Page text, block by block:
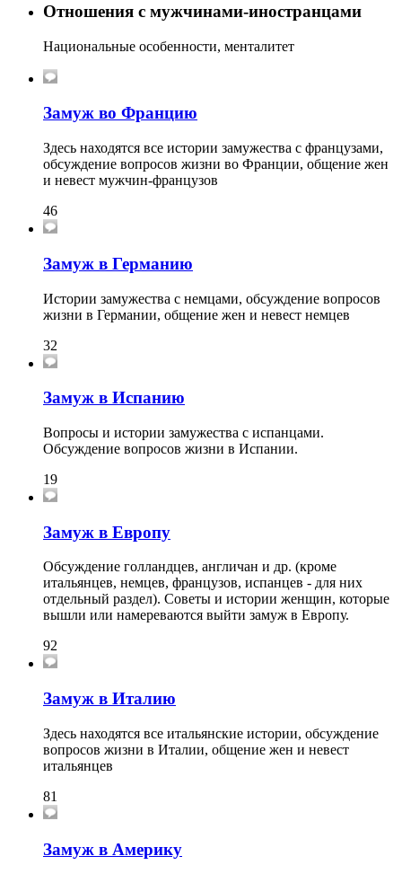
Отношения с мужчинами-иностранцами
Национальные особенности, менталитет
Замуж во Францию
Здесь находятся все истории замужества с французами,
обсуждение вопросов жизни во Франции, общение жен
и невест мужчин-французов
46
Замуж в Германию
Истории замужества с немцами, обсуждение вопросов
жизни в Германии, общение жен и невест немцев
32
Замуж в Испанию
Вопросы и истории замужества с испанцами.
Обсуждение вопросов жизни в Испании.
19
Замуж в Европу
Обсуждение голландцев, англичан и др. (кроме
итальянцев, немцев, французов, испанцев - для них
отдельный раздел). Советы и истории женщин, которые
вышли или намереваются выйти замуж в Европу.
92
Замуж в Италию
Здесь находятся все итальянские истории, обсуждение
вопросов жизни в Италии, общение жен и невест
итальянцев
81
Замуж в Америку